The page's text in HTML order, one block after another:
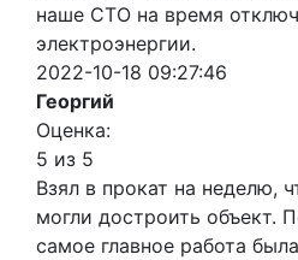
наше СТО на время
электроэнергии.
2022-10-18 09:27:46
Георгий
Оценка:
5 из 5
Взял в прокат на неделю,
могли достроить объект.
самое главное работа